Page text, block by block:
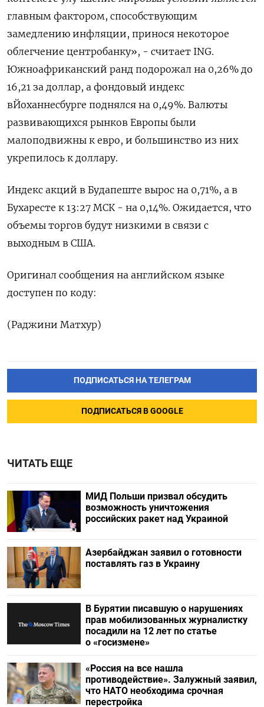
главным фактором, способствующим
замедлению инфляции, принося некоторое
облегчение центробанку», - считает ING.
Южноафриканский ранд подорожал на 0,26% до
16,21 ​за доллар, а фондовый ⁠индекс
вЙоханнесбурге поднялся на 0,49%. Валюты
развивающихся рынков Европы были
малоподвижны к евро, и большинство из них
‌укрепилось к доллару.
Индекс акций в Будапеште вырос на 0,71%, ‌а в
Бухаресте к 13:27 МСК - на 0,14%. Ожидается, что
объемы торгов будут ​низкими в связи с
выходным в США.
Оригинал сообщения на ‌английском языке
доступен по коду:
(Раджини Матхур)
ПОДПИСАТЬСЯ НА ТЕЛЕГРАМ
ПОДПИСАТЬСЯ В GOOGLE
ЧИТАТЬ ЕЩЕ
МИД Польши призвал обсудить
возможность уничтожения
российских ракет над Украиной
Азербайджан заявил о готовности
поставлять газ в Украину
В Бурятии писавшую о нарушениях
прав мобилизованных журналистку
посадили на 12 лет по статье
о «госизмене»
«Россия на все нашла
противодействие». Залужный заявил,
что НАТО необходима срочная
перестройка